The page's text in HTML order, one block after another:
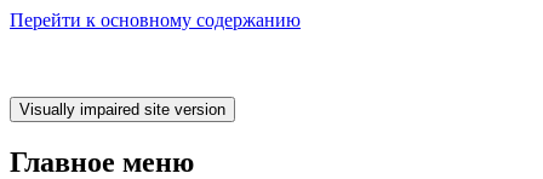
Перейти к основному содержанию
Главное меню